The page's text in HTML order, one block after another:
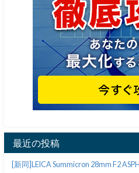
最近の投稿
[新同]LEICA Summicron 28mm F2